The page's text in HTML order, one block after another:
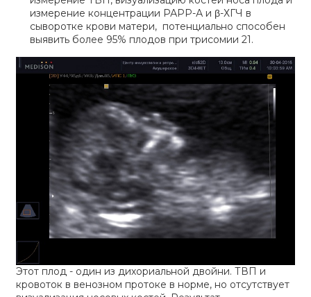
измерение концентрации РАРР-А и β-ХГЧ в
сыворотке крови матери, потенциально способен
выявить более 95% плодов при трисомии 21.
Этот плод - один из дихориальной двойни. ТВП и
кровоток в венозном протоке в норме, но отсутствует